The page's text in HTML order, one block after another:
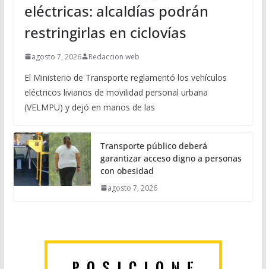
eléctricas: alcaldías podrán
restringirlas en ciclovías
agosto 7, 2026 Redaccion web
El Ministerio de Transporte reglamentó los vehículos
eléctricos livianos de movilidad personal urbana
(VELMPU) y dejó en manos de las
Transporte público deberá
garantizar acceso digno a personas
con obesidad
agosto 7, 2026